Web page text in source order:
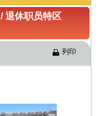
/ 退休职员特区
列印